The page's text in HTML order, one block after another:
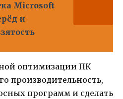
Microsoft
и
оптимизации ПК
производительность,
программ и сделать